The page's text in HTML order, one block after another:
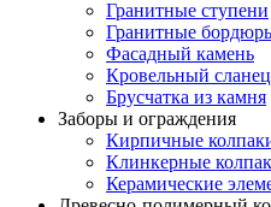
Гранитные ступени
Гранитные
Фасадный камень
Кровельный сланец
Брусчатка из камня
Заборы и ограждения
Кирпичные
Клинкерные
Керамические